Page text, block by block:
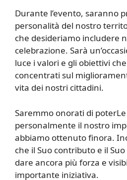
Durante l’evento, saranno
personalità del nostro
che desideriamo includere
celebrazione. Sarà
luce i valori e gli obiettivi
concentrati sul
vita dei nostri cittadini.
Saremmo onorati di
personalmente il nostro
abbiamo ottenuto finora.
che il Suo contributo e il
dare ancora più forza e
importante iniziativa.